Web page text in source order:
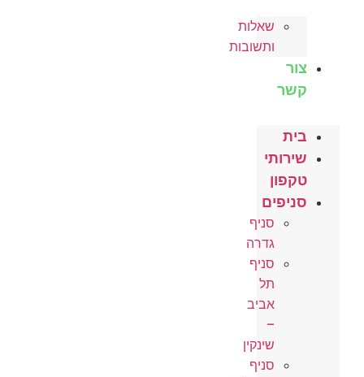
שאלות
ותשובות
צור
קשר
בית
שירותי
טקפון
סניפים
סניף
גדרה
סניף
תל
אביב
–
שינקין
סניף